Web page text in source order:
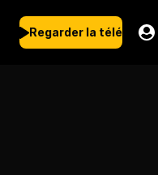
Regarder la télé